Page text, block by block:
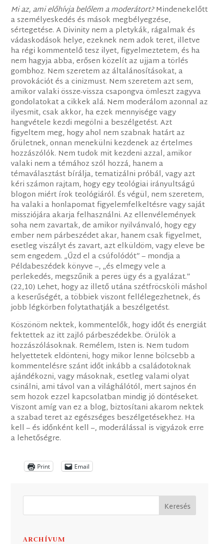
Mi az, ami előhívja belőlem a moderátort?Mindenekelőtt
a személyeskedés és mások megbélyegzése,
sértegetése. A Divinity nem a pletykák, rágalmak és
vádaskodások helye, ezeknek nem adok teret, illetve
ha régi kommentelő tesz ilyet, figyelmeztetem, és ha
nem hagyja abba, erősen közelít az ujjam a törlés
gombhoz. Nem szeretem az általánosításokat, a
provokációt és a cinizmust. Nem szeretem azt sem,
amikor valaki össze-vissza csapongva ömleszt zagyva
gondolatokat a cikkek alá. Nem moderálom azonnal az
ilyesmit, csak akkor, ha ezek mennyisége vagy
hangvétele kezdi megölni a beszélgetést. Azt
figyeltem meg, hogy ahol nem szabnak határt az
őrületnek, onnan menekülni kezdenek az értelmes
hozzászólók. Nem tudok mit kezdeni azzal, amikor
valaki nem a témához szól hozzá, hanem a
témaválasztást bírálja, tematizálni próbál, vagy azt
kéri számon rajtam, hogy egy teológiai irányultságú
blogon miért írok teológiáról. És végül, nem szeretem,
ha valaki a honlapomat figyelemfelkeltésre vagy saját
missziójára akarja felhasználni. Az ellenvélemények
soha nem zavartak, de amikor nyilvánvaló, hogy egy
ember nem párbeszédet akar, hanem csak figyelmet,
esetleg viszályt és zavart, azt elküldöm, vagy eleve be
sem engedem. „Űzd el a csúfolódót” – mondja a
Példabeszédek könyve –, „és elmegy vele a
perlekedés, megszűnik a peres ügy és a gyalázat.”
(22,10) Lehet, hogy az illető utána szétfröcsköli máshol
a keserűségét, a többiek viszont fellélegezhetnek, és
jobb légkörben folytathatják a beszélgetést.
Köszönöm nektek, kommentelők, hogy időt és energiát
fektettek az itt zajló párbeszédekbe. Örülök a
hozzászólásoknak. Remélem, Isten is. Nem tudom
helyettetek eldönteni, hogy mikor lenne bölcsebb a
kommentelésre szánt időt inkább a családotoknak
ajándékozni, vagy másoknak, esetleg valami olyat
csinálni, ami távol van a világhálótól, mert sajnos én
sem hozok ezzel kapcsolatban mindig jó döntéseket.
Viszont amíg van ez a blog, biztosítani akarom nektek
a szabad teret az egészséges beszélgetésekhez. Ha
kell – és időnként kell –, moderálással is vigyázok erre
a lehetőségre.
Print Email
ARCHÍVUM